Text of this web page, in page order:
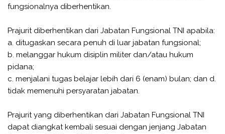
fungsionalnya diberhentikan.
Prajurit diberhentikan dari Jabatan Fungsional TNI apabila:
a. ditugaskan secara penuh di luar jabatan fungsional;
b. melanggar hukum disiplin militer dan/atau hukum
pidana;
c. menjalani tugas belajar lebih dari 6 (enam) bulan; dan d.
tidak memenuhi persyaratan jabatan.
Prajurit yang diberhentikan dari Jabatan Fungsional TNI
dapat diangkat kembali sesuai dengan jenjang Jabatan